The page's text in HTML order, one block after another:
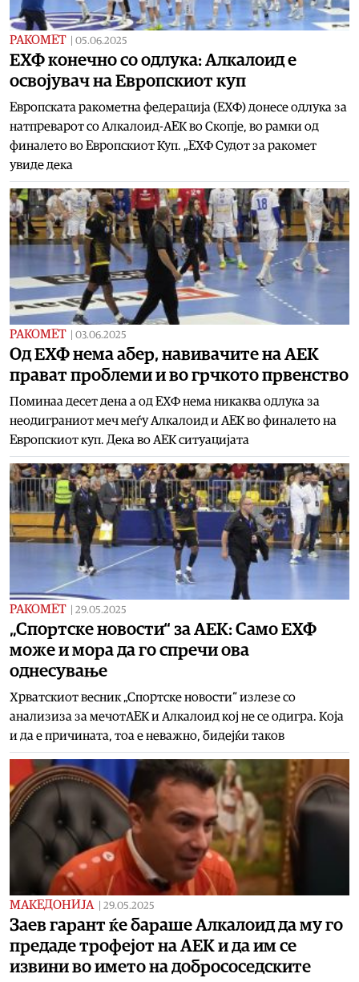
РАКОМЕТ 05.06.2025
ЕХФ конечно со одлука: Алкалоид е
освојувач на Европскиот куп
Европската ракометна федерација (ЕХФ) донесе одлука за
натпреварот со Алкалоид-АЕК во Скопје, во рамки од
финалето во Европскиот Куп. „ЕХФ Судот за ракомет
увиде дека
РАКОМЕТ 03.06.2025
Oд ЕХФ нема абер, навивачите на АЕК
прават проблеми и во грчкото првенство
Поминаа десет дена а од ЕХФ нема никаква одлука за
неодиграниот меч меѓу Алкалоид и АЕК во финалето на
Европскиот куп. Дека во АЕК ситуацијата
РАКОМЕТ 29.05.2025
„Спортске новости“ за АЕК: Само ЕХФ
може и мора да го спречи oва
однесување
Хрватскиот весник „Спортске новости“ излезе со
анализиза за мечотАЕК и Алкалоид кој не се одигра. Која
и да е причината, тоа е неважно, бидејќи таков
МАКЕДОНИЈА 29.05.2025
Заев гарант ќе бараше Алкалоид да му го
предаде трофејот на АЕК и да им се
извини во името на добрососедските